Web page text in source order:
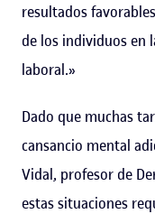
resultados
de los individuos en
laboral.»
Dado que muchas
cansancio mental
Vidal, profesor de
estas situaciones